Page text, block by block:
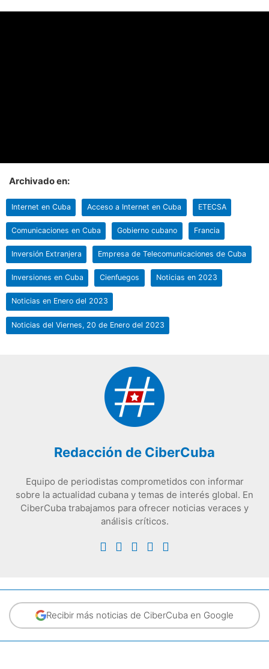
Archivado en:
Internet en Cuba Acceso a Internet en Cuba ETECSA
Comunicaciones en Cuba Gobierno cubano Francia
Inversión Extranjera Empresa de Telecomunicaciones de Cuba
Inversiones en Cuba Cienfuegos Noticias en 2023
Noticias en Enero del 2023
Noticias del Viernes, 20 de Enero del 2023
Redacción de CiberCuba
Equipo de periodistas comprometidos con informar
sobre la actualidad cubana y temas de interés global. En
CiberCuba trabajamos para ofrecer noticias veraces y
análisis críticos.
Recibir más noticias de CiberCuba en Google